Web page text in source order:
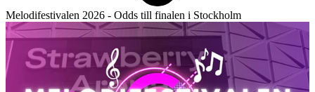
Melodifestivalen 2026 - Odds till finalen i Stockholm